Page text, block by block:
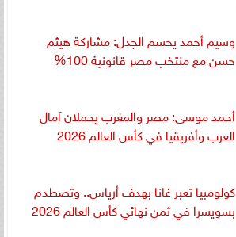
وسيم أحمد يحسم الجدل: مشاركة هيثم
حسن مع منتخب مصر قانونية 100%
أحمد موسى: مصر والمغرب يحملان آمال
العرب وأفريقيا في كأس العالم 2026
كولومبيا تعبر غانا بهدف أرياس.. وتصطدم
بسويسرا في ثمن نهائي كأس العالم 2026